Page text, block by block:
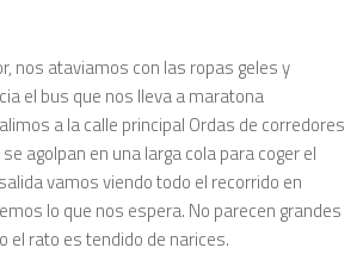
nos ataviamos con las ropas geles y
el bus que nos lleva a maratona
a la calle principal Ordas de corredores
agolpan en una larga cola para coger el
vamos viendo todo el recorrido en
lo que nos espera. No parecen grandes
el rato es tendido de narices.